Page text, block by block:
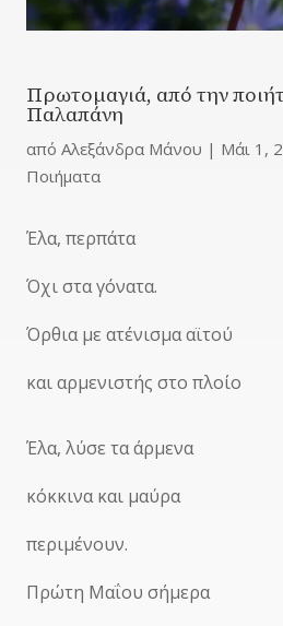
Πρωτομαγιά, από την
Παλαπάνη
από Αλεξάνδρα Μάνου | Μάι 1,
Ποιήματα
Έλα, περπάτα
Όχι στα γόνατα.
Όρθια με ατένισμα αϊτού
και αρμενιστής στο πλοίο
Έλα, λύσε τα άρμενα
κόκκινα και μαύρα
περιμένουν.
Πρώτη Μαΐου σήμερα